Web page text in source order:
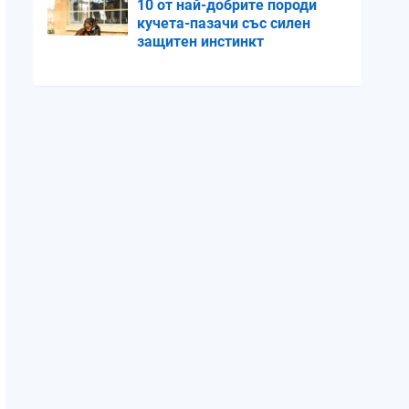
10 от най-добрите породи
кучета-пазачи със силен
защитен инстинкт